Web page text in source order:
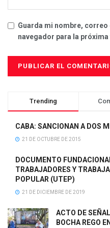
Guarda mi nombre,
navegador para la
Trending
CABA: SANCIONAN A DOS
21 DE OCTUBRE DE 2015
DOCUMENTO
TRABAJADORES Y
POPULAR (UTEP)
21 DE DICIEMBRE DE 2019
ACTO DE
BOCHA REGO